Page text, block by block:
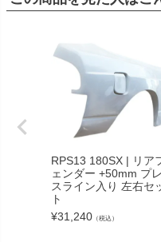
RPS13 180SX | リア
ェンダー +50mm プレ
スライン入り 左右セ
ト
¥31,240 （税込）